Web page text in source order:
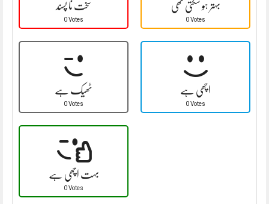
سخت نا پسند
0 Votes
بہتر ہو سکتی تھی
0 Votes
ٹھیک ہے
0 Votes
اچھی ہے
0 Votes
بہت اچھی ہے
0 Votes